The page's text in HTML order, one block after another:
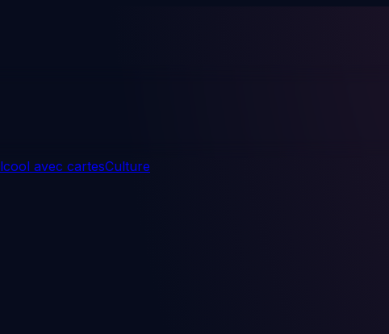
avec cartesCulture